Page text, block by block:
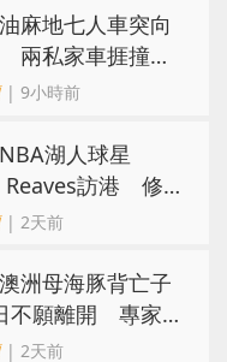
麻地七人車突向
兩私家車捱撞
而去
| 9小時前
湖人球星
訪港 修
年交流球技
| 2天前
洲母海豚背亡子
不願離開 專家：
下的哀悼行為
| 2天前